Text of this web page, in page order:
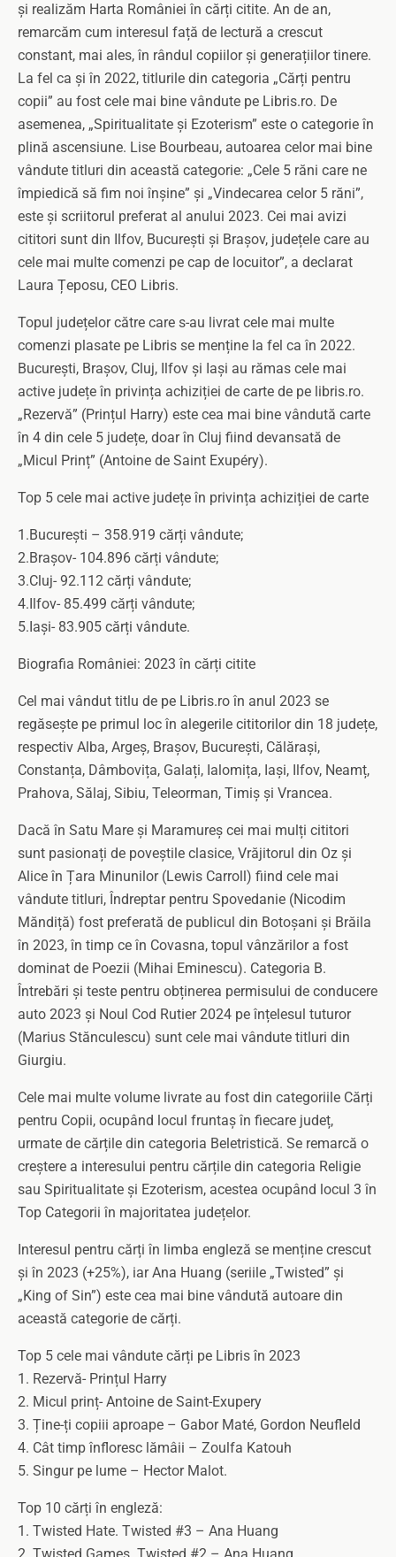
și realizăm Harta României în cărți citite. An de an,
remarcăm cum interesul față de lectură a crescut
constant, mai ales, în rândul copiilor și generațiilor tinere.
La fel ca și în 2022, titlurile din categoria „Cărți pentru
copii” au fost cele mai bine vândute pe Libris.ro. De
asemenea, „Spiritualitate și Ezoterism” este o categorie în
plină ascensiune. Lise Bourbeau, autoarea celor mai bine
vândute titluri din această categorie: „Cele 5 răni care ne
împiedică să fim noi înșine” și „Vindecarea celor 5 răni”,
este și scriitorul preferat al anului 2023. Cei mai avizi
cititori sunt din Ilfov, București și Brașov, județele care au
cele mai multe comenzi pe cap de locuitor”, a declarat
Laura Țeposu, CEO Libris.
Topul județelor către care s-au livrat cele mai multe
comenzi plasate pe Libris se menține la fel ca în 2022.
București, Brașov, Cluj, Ilfov și Iași au rămas cele mai
active județe în privința achiziției de carte de pe libris.ro.
„Rezervă” (Prințul Harry) este cea mai bine vândută carte
în 4 din cele 5 județe, doar în Cluj fiind devansată de
„Micul Prinț” (Antoine de Saint Exupéry).
Top 5 cele mai active județe în privința achiziției de carte
1.București – 358.919 cărți vândute;
2.Brașov- 104.896 cărți vândute;
3.Cluj- 92.112 cărți vândute;
4.Ilfov- 85.499 cărți vândute;
5.Iași- 83.905 cărți vândute.
Biografia României: 2023 în cărți citite
Cel mai vândut titlu de pe Libris.ro în anul 2023 se
regăsește pe primul loc în alegerile cititorilor din 18 județe,
respectiv Alba, Argeș, Brașov, București, Călărași,
Constanța, Dâmbovița, Galați, Ialomița, Iași, Ilfov, Neamț,
Prahova, Sălaj, Sibiu, Teleorman, Timiș și Vrancea.
Dacă în Satu Mare și Maramureș cei mai mulți cititori
sunt pasionați de poveștile clasice, Vrăjitorul din Oz și
Alice în Țara Minunilor (Lewis Carroll) fiind cele mai
vândute titluri, Îndreptar pentru Spovedanie (Nicodim
Măndiță) fost preferată de publicul din Botoșani și Brăila
în 2023, în timp ce în Covasna, topul vânzărilor a fost
dominat de Poezii (Mihai Eminescu). Categoria B.
Întrebări și teste pentru obținerea permisului de conducere
auto 2023 și Noul Cod Rutier 2024 pe înțelesul tuturor
(Marius Stănculescu) sunt cele mai vândute titluri din
Giurgiu.
Cele mai multe volume livrate au fost din categoriile Cărți
pentru Copii, ocupând locul fruntaș în fiecare județ,
urmate de cărțile din categoria Beletristică. Se remarcă o
creștere a interesului pentru cărțile din categoria Religie
sau Spiritualitate și Ezoterism, acestea ocupând locul 3 în
Top Categorii în majoritatea județelor.
Interesul pentru cărți în limba engleză se menține crescut
și în 2023 (+25%), iar Ana Huang (seriile „Twisted” și
„King of Sin”) este cea mai bine vândută autoare din
această categorie de cărți.
Top 5 cele mai vândute cărți pe Libris în 2023
1. Rezervă- Prințul Harry
2. Micul prinț- Antoine de Saint-Exupery
3. Ține-ți copiii aproape – Gabor Maté, Gordon Neufleld
4. Cât timp înfloresc lămâii – Zoulfa Katouh
5. Singur pe lume – Hector Malot.
Top 10 cărți în engleză:
1. Twisted Hate. Twisted #3 – Ana Huang